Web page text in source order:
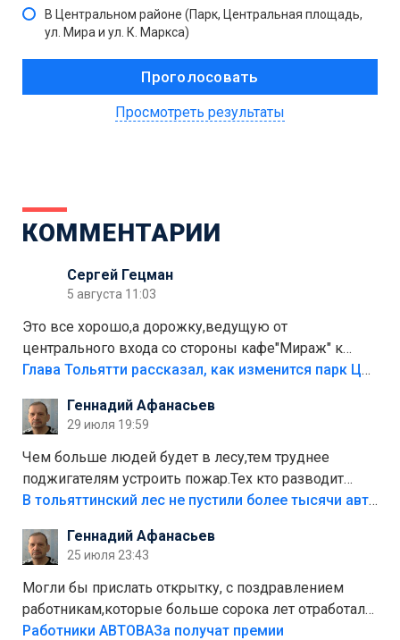
В Центральном районе (Парк, Центральная площадь,
ул. Мира и ул. К. Маркса)
Просмотреть результаты
КОММЕНТАРИИ
Сергей Гецман
5 августа 11:03
Это все хорошо,а дорожку,ведущую от
центрального входа со стороны кафе"Мираж" к
аттракционам слабо доделать?А то бордюры
лежала в парке и испортилась.Да еще,видимо,часть
украли.
Глава Тольятти рассказал, как изменится парк Центрального района
Геннадий Афанасьев
29 июля 19:59
Чем больше людей будет в лесу,тем труднее
поджигателям устроить пожар.Тех кто разводит
костры,тех надо безбожно штрафовать.Камер полно
Штрафы мизерные.
В тольяттинский лес не пустили более тысячи автомобилей
Геннадий Афанасьев
25 июля 23:43
Могли бы прислать открытку, с поздравлением
работникам,которые больше сорока лет отработали
на предприятии.
Работники АВТОВАЗа получат премии